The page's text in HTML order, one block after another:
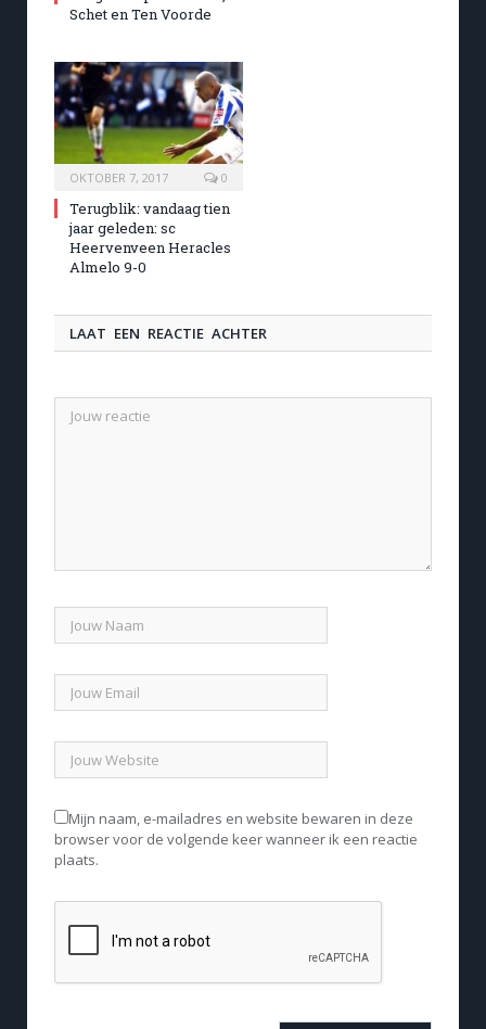
Schet en Ten Voorde
OKTOBER 7, 2017 0
Terugblik: vandaag tien
jaar geleden: sc
Heervenveen Heracles
Almelo 9-0
LAAT EEN REACTIE ACHTER
Mijn naam, e-mailadres en website bewaren in deze
browser voor de volgende keer wanneer ik een reactie
plaats.